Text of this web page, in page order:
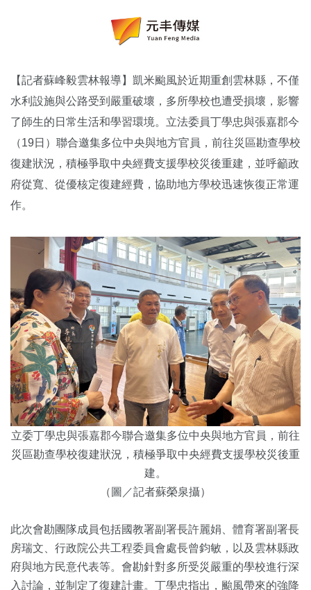
【記者蘇峰毅雲林報導】凱米颱風於近期重創雲林縣，不僅
水利設施與公路受到嚴重破壞，多所學校也遭受損壞，影響
了師生的日常生活和學習環境。立法委員丁學忠與張嘉郡今
（19日）聯合邀集多位中央與地方官員，前往災區勘查學校
復建狀況，積極爭取中央經費支援學校災後重建，並呼籲政
府從寬、從優核定復建經費，協助地方學校迅速恢復正常運
作。
立委丁學忠與張嘉郡今聯合邀集多位中央與地方官員，前往
災區勘查學校復建狀況，積極爭取中央經費支援學校災後重
建。
（圖／記者蘇榮泉攝）
此次會勘團隊成員包括國教署副署長許麗娟、體育署副署長
房瑞文、行政院公共工程委員會處長曾鈞敏，以及雲林縣政
府與地方民意代表等。會勘針對多所受災嚴重的學校進行深
入討論，並制定了復建計畫。丁學忠指出，颱風帶來的強降